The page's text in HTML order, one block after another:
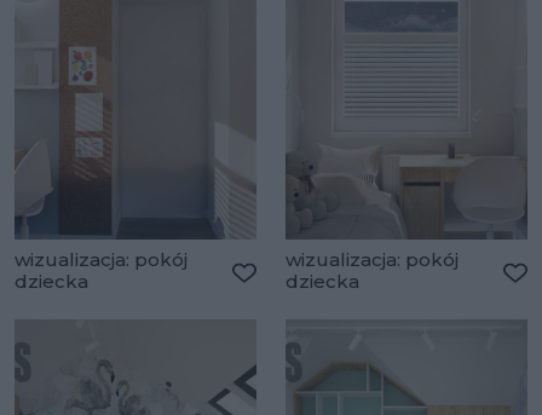
wizualizacja: pokój
dziecka
wizualizacja: pokój
dziecka